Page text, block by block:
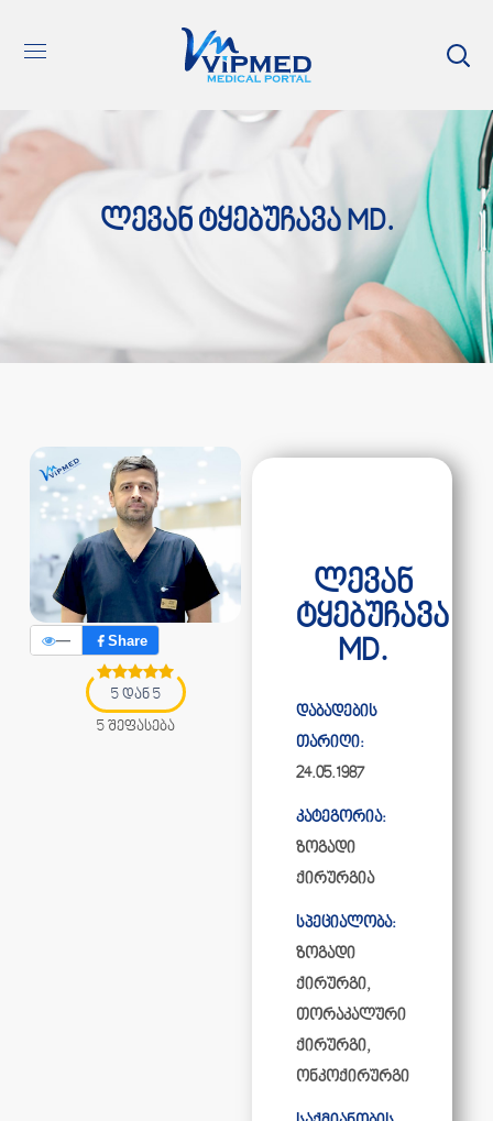
Ლევან Ტყებუჩავა MD.
— Share
5 დან 5
5 შეფასება
ლევან
ტყებუჩავა
MD.
დაბადების
თარიღი:
24.05.1987
კატეგორია:
ზოგადი
ქირურგია
სპეციალობა:
ზოგადი
ქირურგი,
თორაკალური
ქირურგი,
ონკოქირურგი